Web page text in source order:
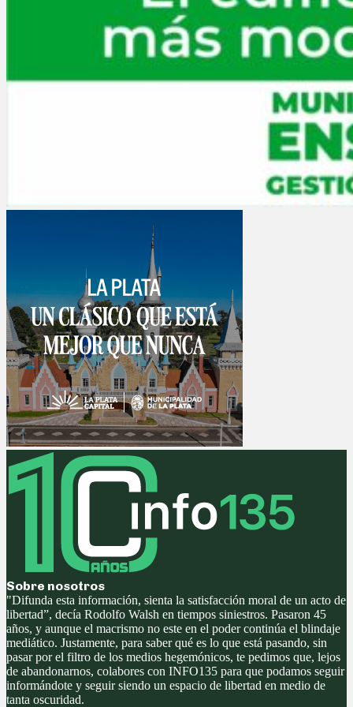
Sobre nosotros
"Difunda esta información, sienta la satisfacción moral de un acto de
libertad”, decía Rodolfo Walsh en tiempos siniestros. Pasaron 45
años, y aunque el macrismo no este en el poder continúa el blindaje
mediático. Justamente, para saber qué es lo que está pasando, sin
pasar por el filtro de los medios hegemónicos, te pedimos que, lejos
de abandonarnos, colabores con INFO135 para que podamos seguir
informándote y seguir siendo un espacio de libertad en medio de
tanta oscuridad.